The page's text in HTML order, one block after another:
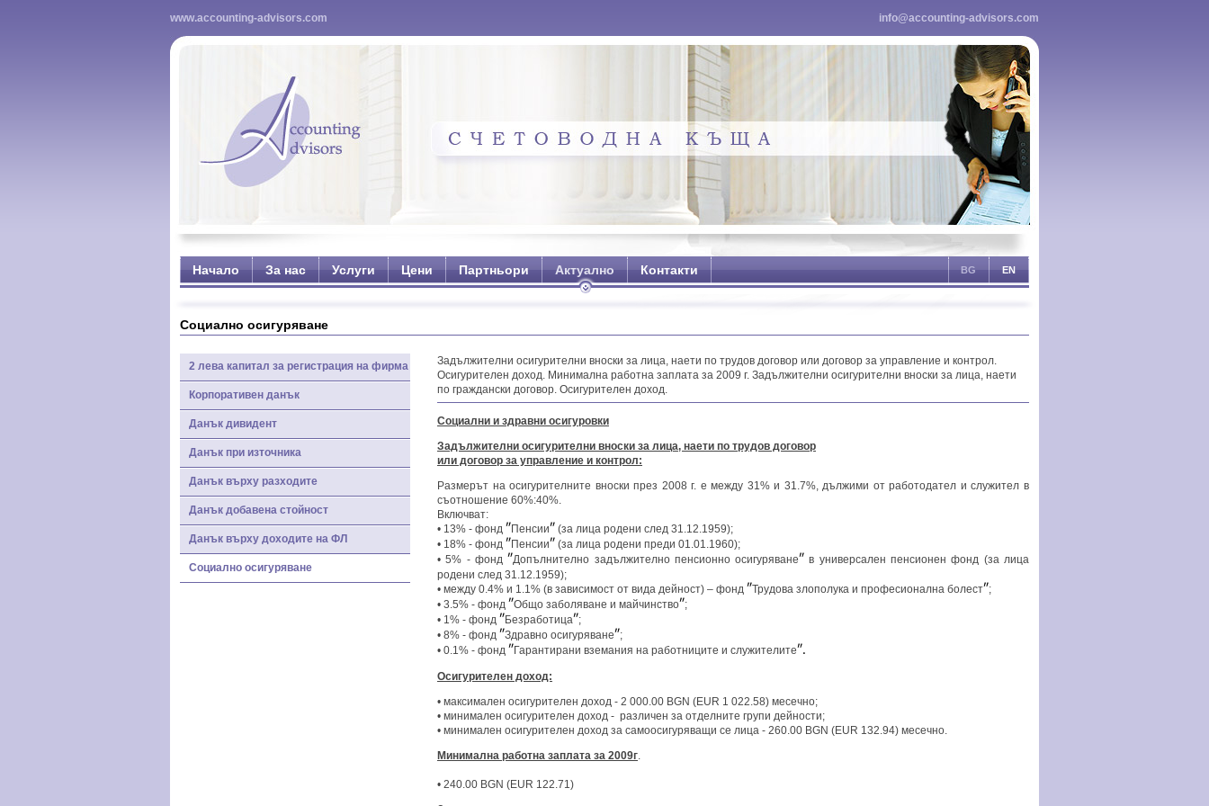
www.accounting-advisors.com info@accounting-advisors.com
Начало За нас Услуги Цени Партньори Актуално Контакти BG EN
Социално осигуряване
2 лева капитал за регистрация на фирма
Корпоративен данък
Данък дивидент
Данък при източника
Данък върху разходите
Данък добавена стойност
Данък върху доходите на ФЛ
Социално осигуряване
Задължителни осигурителни вноски за лица, наети по трудов договор или договор за управление и контрол.
Осигурителен доход. Минимална работна заплата за 2009 г. Задължителни осигурителни вноски за лица, наети
по граждански договор. Осигурителен доход.
Социални и здравни осигуровки
Задължителни осигурителни вноски за лица, наети по трудов договор
или договор за управление и контрол:
Размерът на осигурителните вноски през 2008 г. е между 31% и 31.7%, дължими от работодател и служител в
съотношение 60%:40%.
Включват:
• 13% - фонд ″ Пенсии″ (за лица родени след 31.12.1959);
• 18% - фонд ″ Пенсии″ (за лица родени преди 01.01.1960);
• 5% - фонд″Допълнително задължително пенсионно осигуряване″ в универсален пенсионен фонд (за лица
родени след 31.12.1959);
• между 0.4% и 1.1% (в зависимост от вида дейност) – фонд ″Трудова злополука и професионална болест″;
• 3.5% - фонд ″Общо заболяване и майчинство″;
• 1% - фонд ″ Безработица″;
• 8% - фонд ″Здравно осигуряване″;
• 0.1% - фонд ″ Гарантирани вземания на работниците и служителите″.
Осигурителен доход:
• максимален осигурителен доход - 2 000.00 BGN (EUR 1 022.58) месечно;
• минимален осигурителен доход - различен за отделните групи дейности;
• минимален осигурителен доход за самоосигуряващи се лица - 260.00 BGN (EUR 132.94) месечно.
Минимална работна заплата за 2009г.
• 240.00 BGN (EUR 122.71)